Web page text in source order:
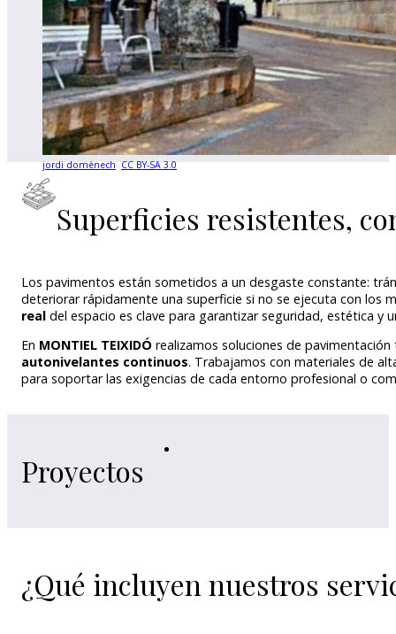
jordi domènech CC BY-SA 3.0
Superficies resistentes,
Los pavimentos están sometidos a un desgaste constante:
deteriorar rápidamente una superficie si no se ejecuta con los
real del espacio es clave para garantizar seguridad, estética y
En MONTIEL TEIXIDÓ realizamos soluciones de
autonivelantes continuos. Trabajamos con materiales de
para soportar las exigencias de cada entorno profesional o
Proyectos
¿Qué incluyen nuestros